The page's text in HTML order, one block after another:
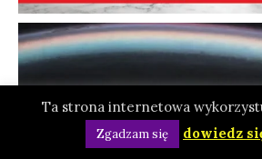
Ta strona internetowa
Zgadzam się dowiedz